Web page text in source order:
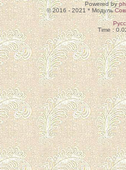
Powered by
© 2016 - 2021 * Модуль
Time :